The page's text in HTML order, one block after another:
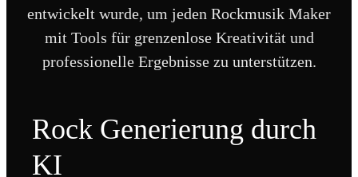
entwickelt wurde, um jeden Rockmusik Maker
mit Tools für grenzenlose Kreativität und
professionelle Ergebnisse zu unterstützen.
Rock Generierung durch
KI